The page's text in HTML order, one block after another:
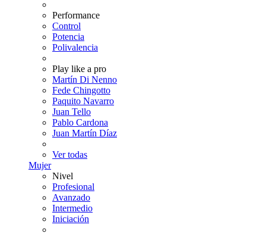
Performance
Control
Potencia
Polivalencia
Play like a pro
Martín Di Nenno
Fede Chingotto
Paquito Navarro
Juan Tello
Pablo Cardona
Juan Martín Díaz
Ver todas
Mujer
Nivel
Profesional
Avanzado
Intermedio
Iniciación